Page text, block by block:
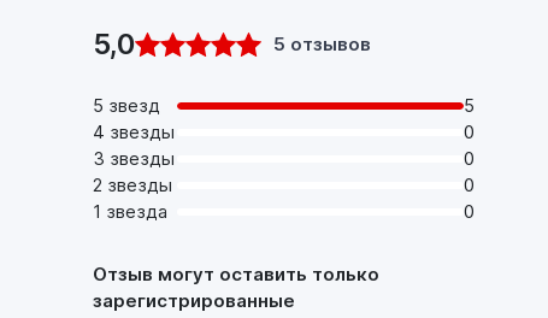
5,0 5 отзывов
5 звезд
5
4 звезды
0
3 звезды
0
2 звезды
0
1 звезда
0
Отзыв могут оставить только
зарегистрированные